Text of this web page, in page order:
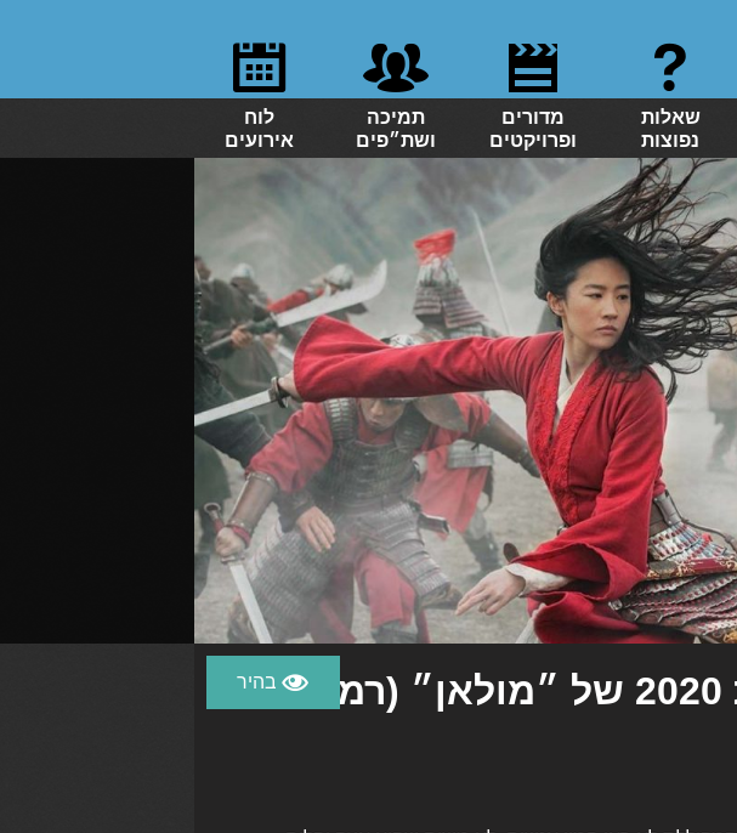
שאלות
נפוצות
מדורים
ופרויקטים
תמיכה
ושת״פים
לוח
אירועים
מה השתבש בגרסת 2020 של ״מולאן״ (רמז: